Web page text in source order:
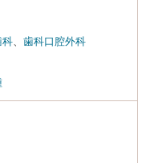
科、 歯科口腔外科